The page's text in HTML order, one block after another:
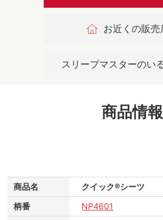
お近くの販売
スリープマスターのい
商品情報
商品名
クイック®シーツ
柄番
NP4601